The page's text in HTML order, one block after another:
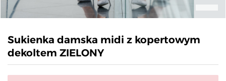
Sukienka damska midi z kopertowym
dekoltem ZIELONY